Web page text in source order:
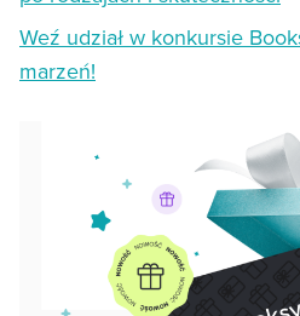
Weź udział w konkursie
marzeń!